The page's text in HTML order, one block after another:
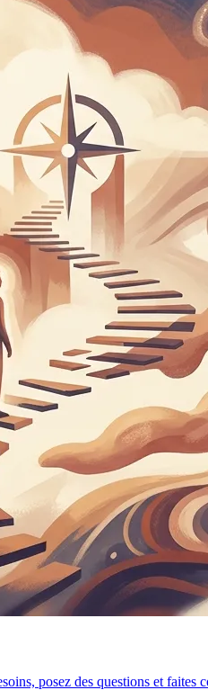
posez des questions et